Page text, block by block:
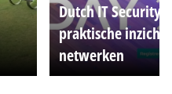
Dutch IT Security
praktische
netwerken